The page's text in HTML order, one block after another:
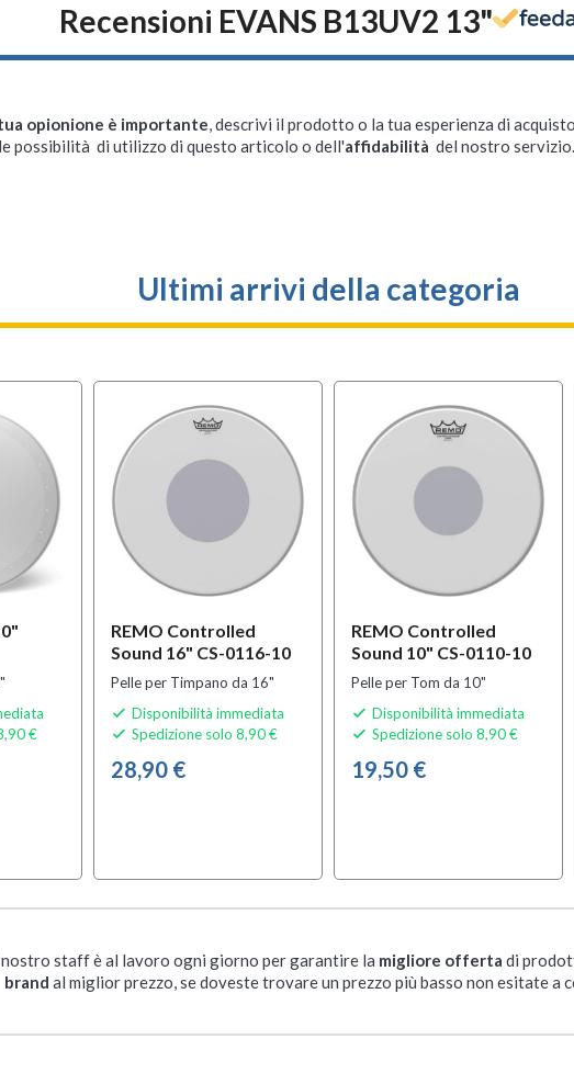
Recensioni EVANS B13UV2 13"
opionione è importante, descrivi il prodotto o la tua esperienza di
possibilità di utilizzo di questo articolo o dell'affidabilità del nostro
Ultimi arrivi della categoria
€
REMO Controlled
Sound 16" CS-0116-10
Pelle per Timpano da 16"
 Disponibilità immediata
 Spedizione solo 8,90 €
28,90 €
REMO Controlled
Sound 10" CS-0110-10
Pelle per Tom da 10"
 Disponibilità immediata
 Spedizione solo 8,90 €
19,50 €
staff è al lavoro ogni giorno per garantire la migliore offerta di
brand al miglior prezzo, se doveste trovare un prezzo più basso non esitate a